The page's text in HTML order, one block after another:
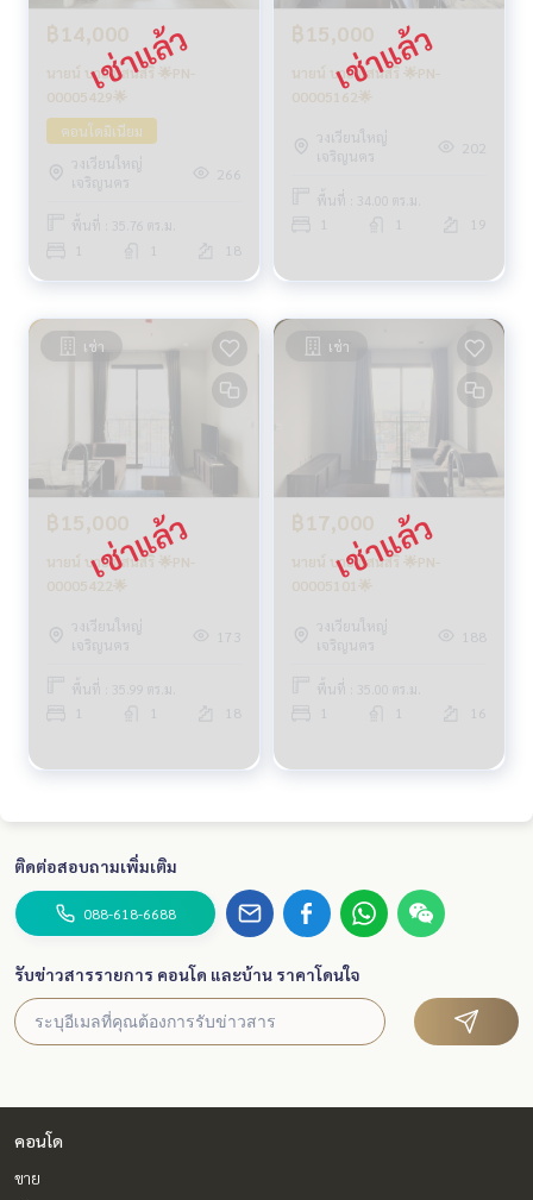
฿14,000
นายน์ บาย แสนสิริ 🌟PN-
00005429🌟
คอนโดมิเนียม
วงเวียนใหญ่
เจริญนคร
266
พื้นที่ : 35.76 ตร.ม.
18
฿15,000
นายน์ บาย แสนสิริ 🌟PN-
00005162🌟
วงเวียนใหญ่
เจริญนคร
202
พื้นที่ : 34.00 ตร.ม.
19
เช่า
฿15,000
นายน์ บาย แสนสิริ 🌟PN-
00005422🌟
วงเวียนใหญ่
เจริญนคร
173
พื้นที่ : 35.99 ตร.ม.
18
เช่า
฿17,000
นายน์ บาย แสนสิริ 🌟PN-
00005101🌟
วงเวียนใหญ่
เจริญนคร
188
พื้นที่ : 35.00 ตร.ม.
16
ติดต่อสอบถามเพิ่มเติม
088-618-6688
รับข่าวสารรายการ คอนโด และบ้าน ราคาโดนใจ
คอนโด
ขาย